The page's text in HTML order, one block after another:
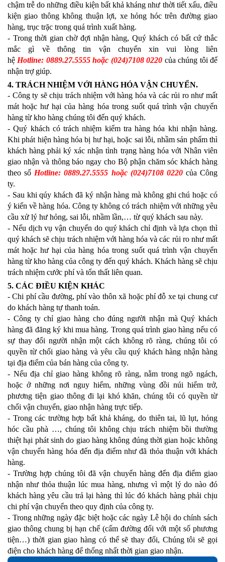
chậm trễ do những điều kiện bất khả kháng như thời tiết xấu, điều
kiện giao thông không thuận lợi, xe hỏng hóc trên đường giao
hàng, trục trặc trong quá trình xuất hàng.
- Trong thời gian chờ đợi nhận hàng, Quý khách có bất cứ thắc
mắc gì về thông tin vận chuyển xin vui lòng liên
hệ Hotline: 0889.27.5555 hoặc (024)7108 0220 của chúng tôi để
nhận trợ giúp.
4. TRÁCH NHIỆM VỚI HÀNG HÓA VẬN CHUYỂN.
- Công ty sẽ chịu trách nhiệm với hàng hóa và các rủi ro như mất
mát hoặc hư hại của hàng hóa trong suốt quá trình vận chuyển
hàng từ kho hàng chúng tôi đến quý khách.
- Quý khách có trách nhiệm kiểm tra hàng hóa khi nhận hàng.
Khi phát hiện hàng hóa bị hư hại, hoặc sai lỗi, nhầm sản phẩm thì
khách hàng phải ký xác nhận tình trạng hàng hóa với Nhân viên
giao nhận và thông báo ngay cho Bộ phận chăm sóc khách hàng
theo số Hotline: 0889.27.5555 hoặc (024)7108 0220của Công
ty.
- Sau khi qúy khách đã ký nhận hàng mà không ghi chú hoặc có
ý kiến về hàng hóa. Công ty không có trách nhiệm với những yêu
cầu xử lý hư hỏng, sai lỗi, nhầm lần,… từ quý khách sau này.
- Nếu dịch vụ vận chuyển do quý khách chỉ định và lựa chọn thì
quý khách sẽ chịu trách nhiệm với hàng hóa và các rủi ro như mất
mát hoặc hư hại của hàng hóa trong suốt quá trình vận chuyển
hàng từ kho hàng của công ty đến quý khách. Khách hàng sẽ chịu
trách nhiệm cước phí và tổn thất liên quan.
5. CÁC ĐIỀU KIỆN KHÁC
- Chi phí cầu đường, phí vào thôn xã hoặc phí đỗ xe tại chung cư
do khách hàng tự thanh toán.
- Công ty chỉ giao hàng cho đúng người nhận mà Quý khách
hàng đã đăng ký khi mua hàng. Trong quá trình giao hàng nếu có
sự thay đổi người nhận một cách không rõ ràng, chúng tôi có
quyền từ chối giao hàng và yêu cầu quý khách hàng nhận hàng
tại địa điểm của bán hàng của công ty.
- Nếu địa chỉ giao hàng không rõ ràng, nằm trong ngõ ngách,
hoặc ở những nơi nguy hiểm, những vùng đồi núi hiểm trở,
phương tiện giao thông đi lại khó khăn, chúng tôi có quyền từ
chối vận chuyển, giao nhận hàng trực tiếp.
- Trong các trường hợp bất khả kháng, do thiên tai, lũ lụt, hỏng
hóc cầu phà …, chúng tôi không chịu trách nhiệm bồi thường
thiệt hại phát sinh do giao hàng không đúng thời gian hoặc không
vận chuyển hàng hóa đến địa điểm như đã thỏa thuận với khách
hàng.
- Trường hợp chúng tôi đã vận chuyển hàng đến địa điểm giao
nhận như thỏa thuận lúc mua hàng, nhưng vì một lý do nào đó
khách hàng yêu cầu trả lại hàng thì lúc đó khách hàng phải chịu
chi phí vận chuyển theo quy định của công ty.
- Trong những ngày đặc biệt hoặc các ngày Lễ hội do chính sách
giao thông chung bị hạn chế (cấm đường đối với một số phương
tiện…) thời gian giao hàng có thể sẽ thay đổi, Chúng tôi sẽ gọi
điện cho khách hàng để thống nhất thời gian giao nhận.